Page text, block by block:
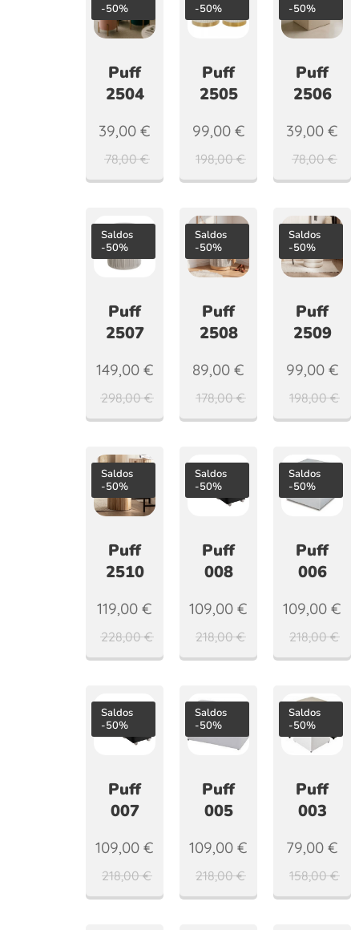
Puff
2504
-50%
39,00 €
78,00€
Puff
2505
-50%
99,00€
198,00€
Puff
2506
-50%
39,00 €
78,00€
Puff
2507
Saldos
-50%
149,00€
298,00€
Puff
2508
Saldos
-50%
89,00 €
178,00€
Puff
2509
Saldos
-50%
99,00€
198,00€
Puff
2510
Saldos
-50%
119,00 €
228,00€
Puff
008
Saldos
-50%
109,00 €
218,00€
Puff
006
Saldos
-50%
109,00 €
218,00€
Puff
007
Saldos
-50%
109,00 €
218,00€
Puff
005
Saldos
-50%
109,00 €
218,00€
Puff
003
Saldos
-50%
79,00 €
158,00€